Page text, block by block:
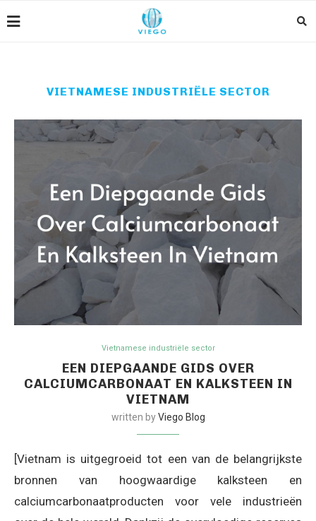
VIETNAMESE INDUSTRIËLE SECTOR
Vietnamese industriële sector
EEN DIEPGAANDE GIDS OVER
CALCIUMCARBONAAT EN KALKSTEEN IN
VIETNAM
written byViego Blog
[Vietnam is uitgegroeid tot een van de belangrijkste
bronnen van hoogwaardige kalksteen en
calciumcarbonaatproducten voor vele industrieën